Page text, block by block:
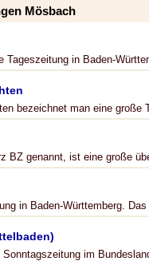
Mösbach
Tageszeitung in Baden-
bezeichnet man eine große
BZ genannt, ist eine große
in Baden-Württemberg. Das
im